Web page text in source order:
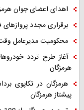
اهدای اعضای جوان
برقراری مجدد
محکومیت مدیرعامل
آغاز طرح تردد
هرمزگان
پیشتاز هرمزگان